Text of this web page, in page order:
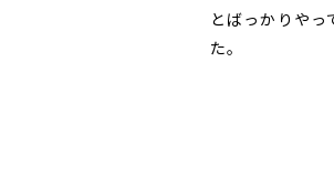
とばっかりや
た。